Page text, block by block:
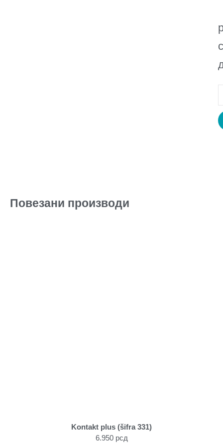
с
Повезани производи
Kontakt plus (šifra 331)
6.950 рсд